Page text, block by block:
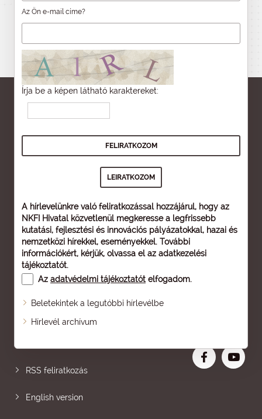
Az Ön e-mail címe?
Írja be a képen látható karaktereket:
A hírlevelünkre való feliratkozással hozzájárul, hogy az
NKFI Hivatal közvetlenül megkeresse a legfrissebb
kutatási, fejlesztési és innovációs pályázatokkal, hazai és
nemzetközi hírekkel, eseményekkel. További
információkért, kérjük, olvassa el az adatkezelési
tájékoztatót.
Az adatvédelmi tájékoztatót elfogadom.
Beletekintek a legutóbbi hírlevélbe
Hírlevél archívum
Oldaltérkép
RSS feliratkozás
English version